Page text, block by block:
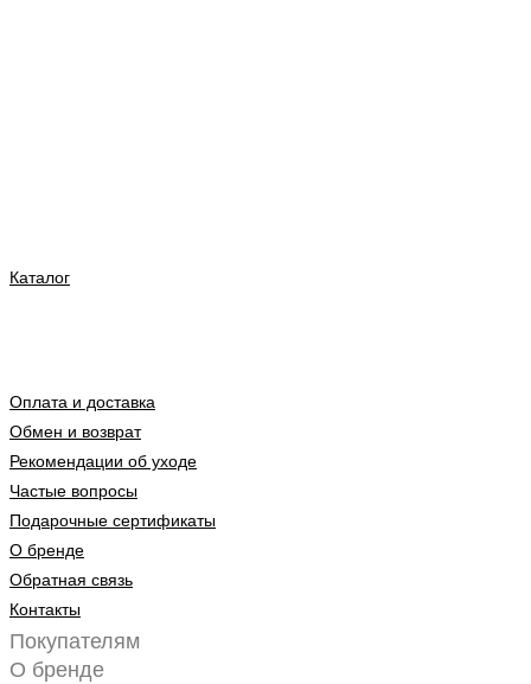
Каталог
Оплата и доставка
Обмен и возврат
Рекомендации об уходе
Частые вопросы
Подарочные сертификаты
О бренде
Обратная связь
Контакты
Покупателям
О бренде